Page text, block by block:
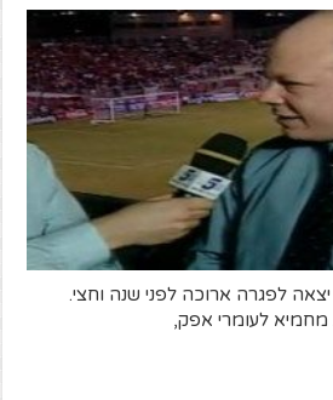
יצאה לפגרה ארוכה לפני שנה וחצי.
מחמיא לעומרי אפק,